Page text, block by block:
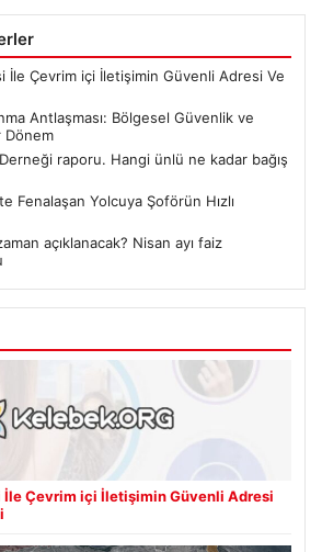
İle Çevrim içi İletişimin Güvenli Adresi Ve
Antlaşması: Bölgesel Güvenlik ve
Dönem
raporu. Hangi ünlü ne kadar bağış
Fenalaşan Yolcuya Şoförün Hızlı
açıklanacak? Nisan ayı faiz
İle Çevrim içi İletişimin Güvenli Adresi